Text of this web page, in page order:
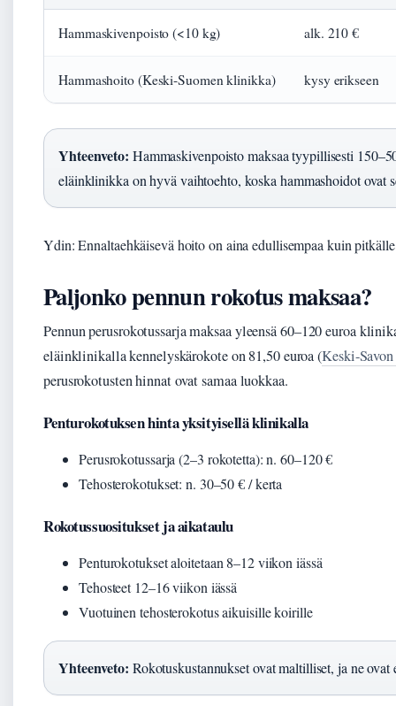
Hammaskivenpoisto (<10 kg) alk. 210 €
Hammashoito (Keski-Suomen klinikka) kysy erikseen
Yhteenveto: Hammaskivenpoisto maksaa tyypillisesti
eläinklinikka on hyvä vaihtoehto, koska hammashoidot ovat
Ydin: Ennaltaehkäisevä hoito on aina edullisempaa kuin
Paljonko pennun rokotus maksaa?
Pennun perusrokotussarja maksaa yleensä 60–120 euroa
eläinklinikalla kennelyskärokote on 81,50 euroa (Keski-
perusrokotusten hinnat ovat samaa luokkaa.
Penturokotuksen hinta yksityisellä klinikalla
Perusrokotussarja (2–3 rokotetta): n. 60–120 €
Tehosterokotukset: n. 30–50 € / kerta
Rokotussuositukset ja aikataulu
Penturokotukset aloitetaan 8–12 viikon iässä
Tehosteet 12–16 viikon iässä
Vuotuinen tehosterokotus aikuisille koirille
Yhteenveto: Rokotuskustannukset ovat maltilliset, ja ne